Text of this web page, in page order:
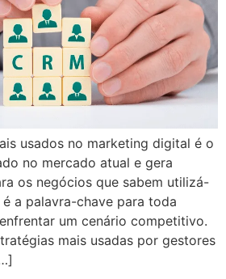
usados no marketing digital é o
no mercado atual e gera
os negócios que sabem utilizá-
a palavra-chave para toda
um cenário competitivo.
mais usadas por gestores